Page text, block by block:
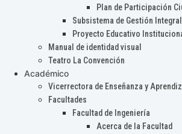
Plan de Participación
Subsistema de Gestión Integral
Proyecto Educativo
Manual de identidad visual
Teatro La Convención
Académico
Vicerrectora de Enseñanza y
Facultades
Facultad de Ingeniería
Acerca de la Facultad